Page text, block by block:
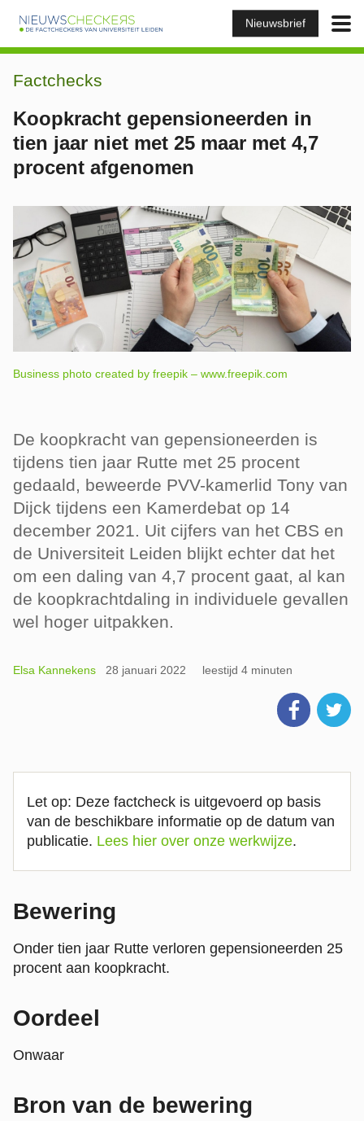
Nieuwsbrief
Factchecks
Koopkracht gepensioneerden in
tien jaar niet met 25 maar met 4,7
procent afgenomen
Business photo created by freepik – www.freepik.com
De koopkracht van gepensioneerden is
tijdens tien jaar Rutte met 25 procent
gedaald, beweerde PVV-kamerlid Tony van
Dijck tijdens een Kamerdebat op 14
december 2021. Uit cijfers van het CBS en
de Universiteit Leiden blijkt echter dat het
om een daling van 4,7 procent gaat, al kan
de koopkrachtdaling in individuele gevallen
wel hoger uitpakken.
Elsa Kannekens 28 januari 2022 leestijd 4 minuten
Let op: Deze factcheck is uitgevoerd op basis
van de beschikbare informatie op de datum van
publicatie. Lees hier over onze werkwijze.
Bewering
Onder tien jaar Rutte verloren gepensioneerden 25
procent aan koopkracht.
Oordeel
Onwaar
Bron van de bewering